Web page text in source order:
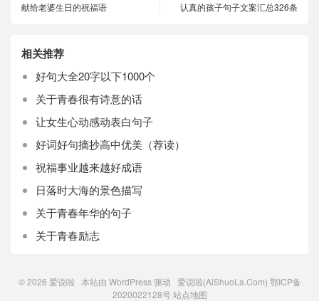
献给老婆生日的祝福语
认真的孩子句子文案汇总326条
相关推荐
好句大全20字以下1000个
关于青春很有诗意的话
让女生心动感动表白句子
好词好句摘抄高中优美（荐读）
祝福事业越来越好成语
日落时大海的景色描写
关于青春年华的句子
关于青春励志
© 2026 爱说啦 本站由 WordPress驱动 爱说啦(AiShuoLa.Com) 鄂ICP备
2020022128号站点地图